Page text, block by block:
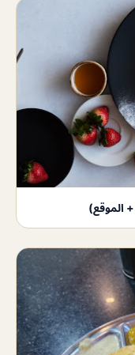
الموقع)